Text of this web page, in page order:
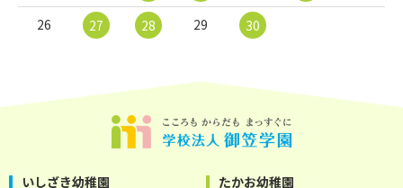
26 27 28 29 30
いしざき幼稚園 たかお幼稚園